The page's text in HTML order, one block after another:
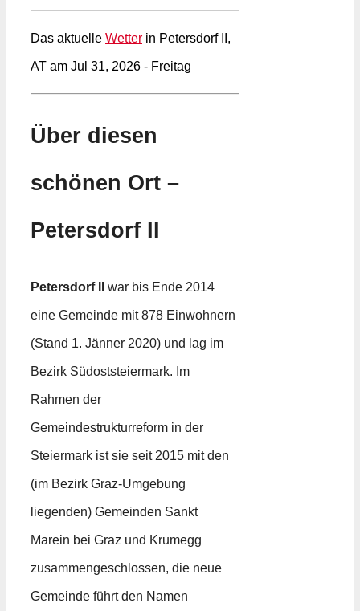
Das aktuelle Wetter in Petersdorf II,
AT am Jul 31, 2026 - Freitag
Über diesen
schönen Ort –
Petersdorf II
Petersdorf II war bis Ende 2014
eine Gemeinde mit 878 Einwohnern
(Stand 1. Jänner 2020) und lag im
Bezirk Südoststeiermark. Im
Rahmen der
Gemeindestrukturreform in der
Steiermark ist sie seit 2015 mit den
(im Bezirk Graz-Umgebung
liegenden) Gemeinden Sankt
Marein bei Graz und Krumegg
zusammengeschlossen, die neue
Gemeinde führt den Namen